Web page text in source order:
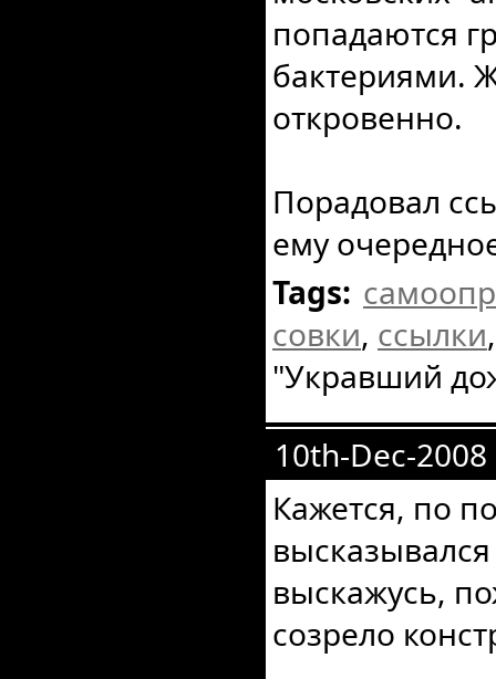
попадаются
бактериями.
откровенно.
Порадовал
ему
Tags:
совки, ссылки
"Укравший
10th-Dec-
Кажется, по
выскажусь,
созрело